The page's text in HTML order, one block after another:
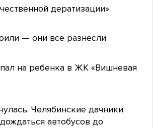
дератизации»
— они все разнесли
на ребенка в ЖК «Вишневая
Челябинские дачники
автобусов до